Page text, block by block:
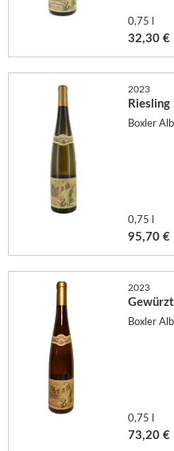
0,75 l
32,30 €
2023
Boxler
0,75 l
95,70 €
2023
Boxler
0,75 l
73,20 €